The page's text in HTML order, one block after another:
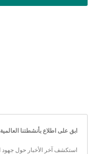
ابق على اطلاع بأنشطتنا العالمية